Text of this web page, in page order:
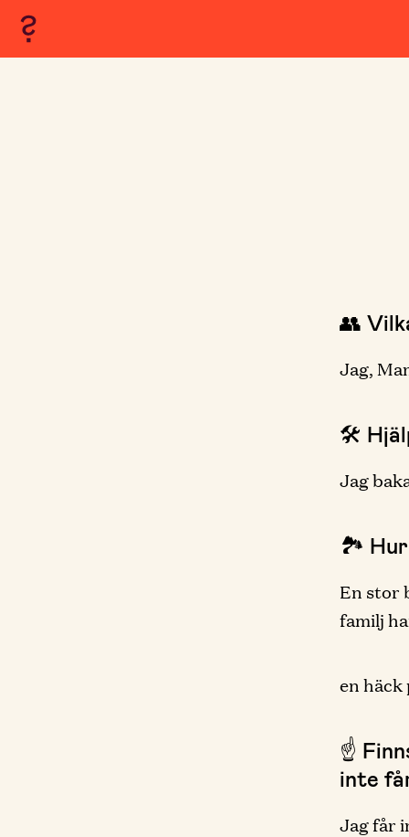
👥
Jag,
🛠
Jag
🏞 Hur
En stor
familj
en häck
☝️
inte
Jag får